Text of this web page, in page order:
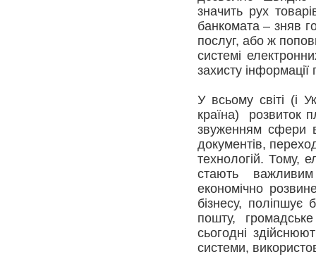
значить рух
банкомата – зняв
послуг, або ж
системі
захисту
У всьому світі (і
країна) розвиток
звуженням сфери
документів,
технологій. Тому,
стають важливим
економічно
бізнесу, поліпшує
пошту,
сьогодні
системи,